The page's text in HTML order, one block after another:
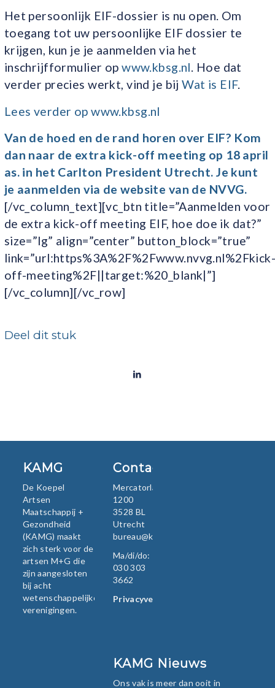
Het persoonlijk EIF-dossier is nu open. Om
toegang tot uw persoonlijke EIF dossier te
krijgen, kun je je aanmelden via het
inschrijfformulier opwww.kbsg.nl. Hoe dat
verder precies werkt, vind je bijWat is EIF.
Lees verder op www.kbsg.nl
Van de hoed en de rand horen over EIF? Kom
dan naar de extra kick-off meeting op 18 april
as. in het Carlton President Utrecht. Je kunt
je aanmelden via de website van de NVVG.
[/vc_column_text][vc_btn title=”Aanmelden voor
de extra kick-off meeting EIF, hoe doe ik dat?”
size=”lg” align=”center” button_block=”true”
off-meeting%2F||target:%20_blank|”]
[/vc_column][/vc_row]
Deel dit stuk
KAMG
De Koepel
Artsen
Maatschappij +
Gezondheid
(KAMG) maakt
zich sterk voor de
artsen M+G die
zijn aangesloten
bij acht
wetenschappelijke
verenigingen.
Contact
Mercatorlaan
1200
3528 BL
Utrecht
bureau@kamg.nl
Ma/di/do:
030 303
3662
Privacyverklaring
KAMG Nieuws
Ons vak is meer dan ooit in